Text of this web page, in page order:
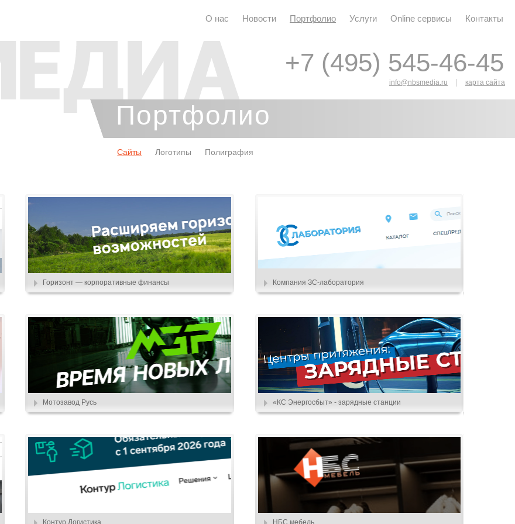
О нас Новости Портфолио Услуги Online сервисы Контакты
+7 (495) 545-46-45
+7 (495) 545-46-45
info@nbsmedia.ru | карта сайта
Портфолио
Сайты Логотипы Полиграфия
Горизонт — корпоративные финансы Компания ЗС-лаборатория
Мотозавод Русь «КС Энергосбыт» - зарядные станции
Контур.Логистика НБС мебель